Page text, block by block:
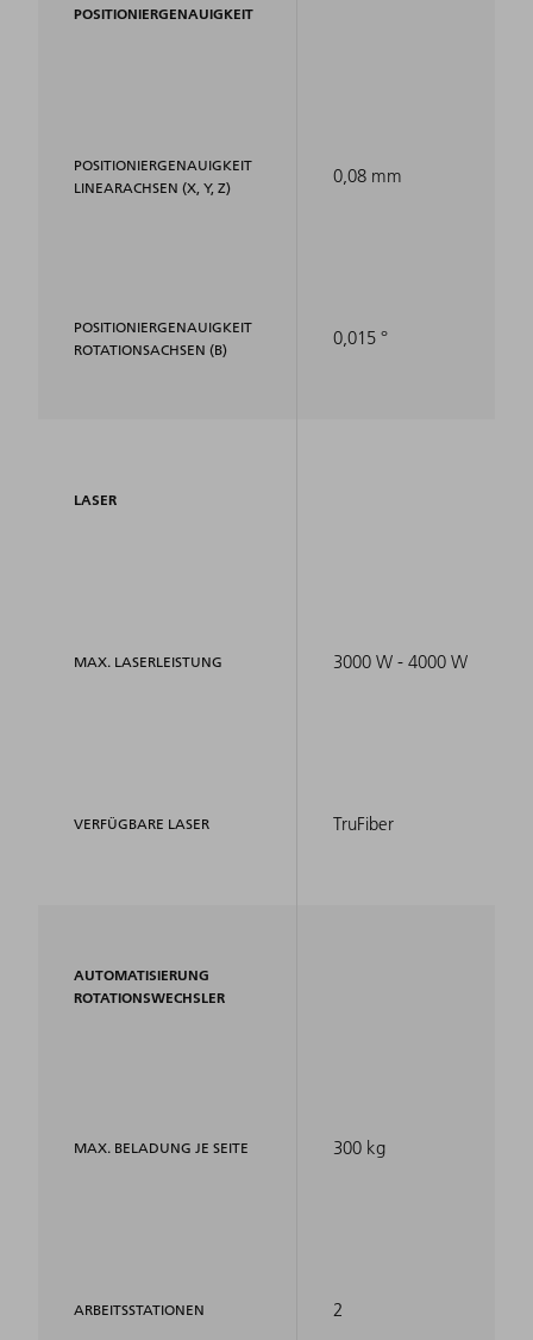
POSITIONIERGENAUIGKEIT
POSITIONIERGENAUIGKEIT
LINEARACHSEN (X, Y, Z)
POSITIONIERGENAUIGKEIT
ROTATIONSACHSEN (B)
LASER
MAX. LASERLEISTUNG
VERFÜGBARE LASER
AUTOMATISIERUNG
ROTATIONSWECHSLER
MAX. BELADUNG JE SEITE
ARBEITSSTATIONEN
0,08 mm
0,015 °
3000 W - 4000 W
TruFiber
300 kg
2